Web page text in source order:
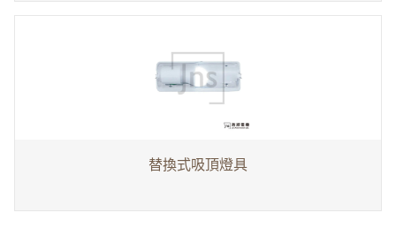
替換式吸頂燈具